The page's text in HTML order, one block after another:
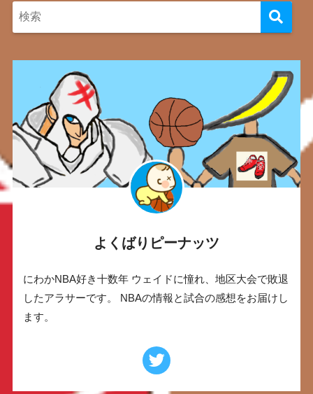
よくばりピーナッツ
にわかNBA好き十数年 ウェイドに憧れ、地区大会で敗退
したアラサーです。 NBAの情報と試合の感想をお届けし
ます。